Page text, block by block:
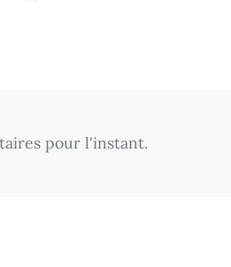
pour l'instant.